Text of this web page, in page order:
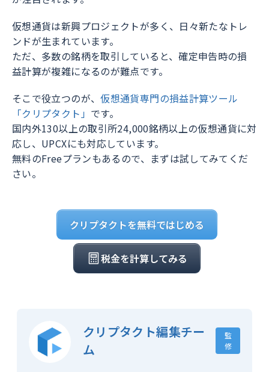
仮想通貨は新興プロジェクトが多く、日々新たなトレ
ンドが生まれています。
ただ、多数の銘柄を取引していると、確定申告時の損
益計算が複雑になるのが難点です。
そこで役立つのが、仮想通貨専門の損益計算ツール
「クリプタクト」 です。
国内外130以上の取引所24,000銘柄以上の仮想通貨に対
応し、UPCXにも対応しています。
無料のFreeプランもあるので、まずは試してみてくだ
さい。
クリプタクトを無料ではじめる
税金を計算してみる
クリプタクト編集チー
ム
監
修